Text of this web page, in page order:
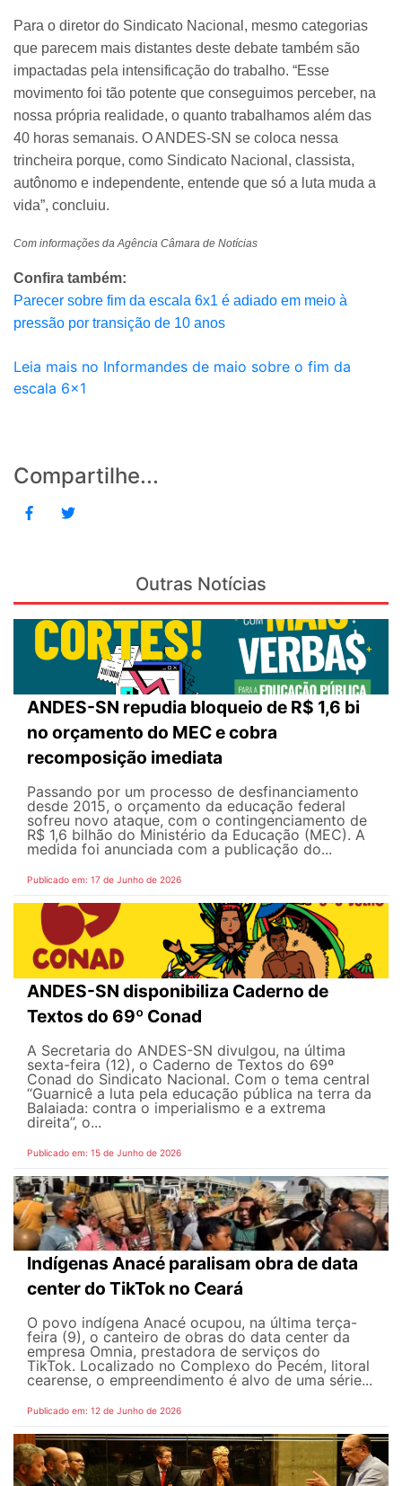
Para o diretor do Sindicato Nacional, mesmo categorias
que parecem mais distantes deste debate também são
impactadas pela intensificação do trabalho. “Esse
movimento foi tão potente que conseguimos perceber, na
nossa própria realidade, o quanto trabalhamos além das
40 horas semanais. O ANDES-SN se coloca nessa
trincheira porque, como Sindicato Nacional, classista,
autônomo e independente, entende que só a luta muda a
vida”, concluiu.
Com informações da Agência Câmara de Notícias
Confira também:
Parecer sobre fim da escala 6x1 é adiado em meio à
pressão por transição de 10 anos
Leia mais no Informandes de maio sobre o fim da
escala 6x1
Compartilhe...
Outras Notícias
ANDES-SN repudia bloqueio de R$ 1,6 bi
no orçamento do MEC e cobra
recomposição imediata
Passando por um processo de desfinanciamento
desde 2015, o orçamento da educação federal
sofreu novo ataque, com o contingenciamento de
R$ 1,6 bilhão do Ministério da Educação (MEC). A
medida foi anunciada com a publicação do...
Publicado em: 17 de Junho de 2026
ANDES-SN disponibiliza Caderno de
Textos do 69º Conad
A Secretaria do ANDES-SN divulgou, na última
sexta-feira (12), o Caderno de Textos do 69º
Conad do Sindicato Nacional. Com o tema central
“Guarnicê a luta pela educação pública na terra da
Balaiada: contra o imperialismo e a extrema
direita”, o...
Publicado em: 15 de Junho de 2026
Indígenas Anacé paralisam obra de data
center do TikTok no Ceará
O povo indígena Anacé ocupou, na última terça-
feira (9), o canteiro de obras do data center da
empresa Omnia, prestadora de serviços do
TikTok. Localizado no Complexo do Pecém, litoral
cearense, o empreendimento é alvo de uma série...
Publicado em: 12 de Junho de 2026